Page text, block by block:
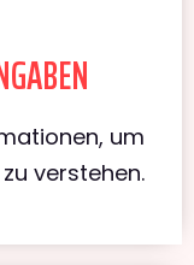
um
verstehen.